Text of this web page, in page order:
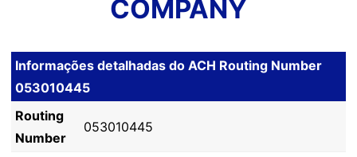
COMPANY
Informações detalhadas do ACH Routing Number
053010445
Routing
Number
053010445